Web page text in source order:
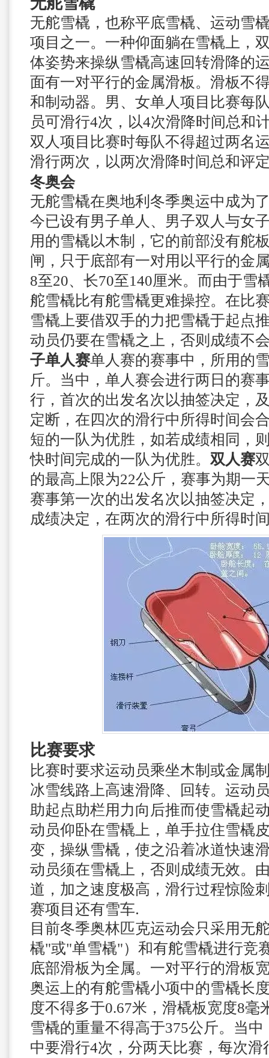
无舵雪橇，也称平底雪橇、运动雪
项目之一。一种仰面躺在雪橇上，
体姿势来操纵雪橇高速回转滑降的
面有一对平行的金属滑板。滑板不
和制动器。男、女单人项目比赛每
员可滑行4次，以4次滑降时间总和
双人项目比赛时每队不得超过两名
滑行两次，以两次滑降时间总和评
冬奥会
无舵雪橇在奥地利冬季奥运中成为
今已设有男子单人、男子双人与女
用的雪橇以木制，它的前部没有舵
闸，只于底部有一对用以平行的金
8至20、长70至140厘米。而由于雪
舵雪橇比有舵雪橇更难操控。 在比
雪橇上要借双手的力把雪橇于起点
动员仍要在雪橇之上，否则成绩不
子单人赛单人赛的赛事中，所用的
斤。当中，单人赛会进行两日的赛
行，首次的出发名次以抽签决定，
定断，在四次的滑行中所得时间会
短的一队为优胜，如若成绩相同，
快时间完成的一队为优胜。 双人赛
的最高上限为22公斤，赛事为期一
赛事第一次的出发名次以抽签决定
成绩决定，在两次的滑行中所得时
比赛要求
比赛时要求运动员乘坐木制或金属
冰雪线路上高速滑降、回转。运动
助起点助栏用力向后推而使雪橇起
动员仰卧在雪橇上，单手拉住雪橇
变，操纵雪橇，使之沿着冰道快速
动员须在雪橇上，否则成绩无效。
道，加之速度极高，滑行过程惊险
赛项目还有雪车.
目前冬季奥林匹克运动会只采用无
橇"或"单雪橇"）和有舵雪橇进行竞
底部滑板为全属。一对平行的滑板
奥运上的有舵雪橇小项中的雪橇长
度不得多于0.67米，滑橇板宽度8毫
雪橇的重量不得高于375公斤。 当中
中要滑行4次，分两天比赛，每次